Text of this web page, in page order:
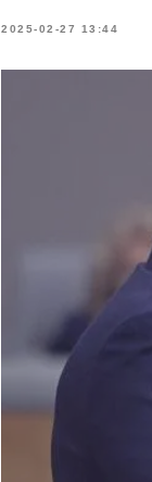
2025-02-27 13:44